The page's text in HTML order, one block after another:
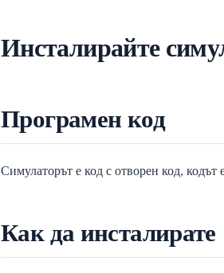
Инсталирайте
Програмен код
Симулаторът е код с отворен код, кодът
Как да инсталирате